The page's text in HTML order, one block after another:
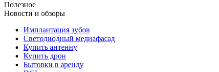
Полезное
Новости и обзоры
Имплантация зубов
Светодиодный медиафасад
Купить антенну
Купить дрон
Бытовки в аренду